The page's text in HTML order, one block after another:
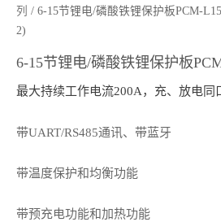
列 / 6-15节锂电/磷酸铁锂保护板PCM-
2)
6-15节锂电/磷酸铁锂保护板
最大持续工作电流200A，充、放电同
带UART/RS485通讯、带蓝牙
带温度保护和均衡功能
带预充电功能和加热功能